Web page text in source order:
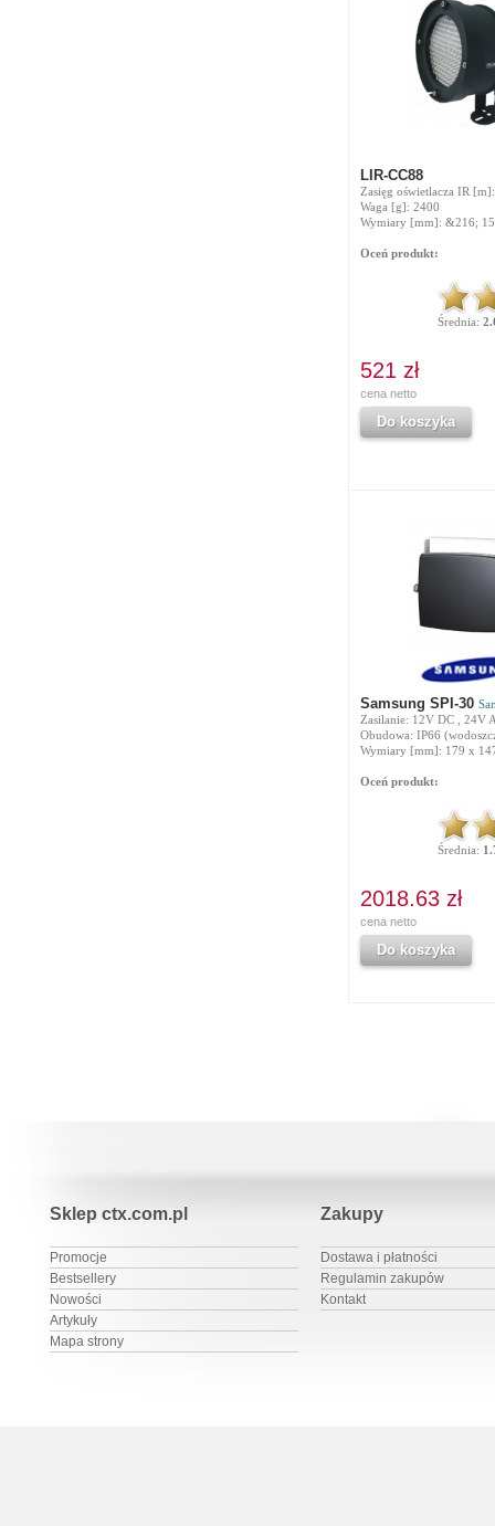
LIR-CC88
Zasięg oświetlacza IR
Waga [g]: 2400
Wymiary [mm]: &216;
Oceń produkt:
Średnia:
521 zł
cena netto
Do koszyka
Samsung SPI-30
Zasilanie: 12V DC , 24V
Obudowa: IP66
Wymiary [mm]: 179 x
Oceń produkt:
Średnia:
2018.63 zł
cena netto
Do koszyka
Sklep ctx.com.pl
Promocje
Bestsellery
Nowości
Artykuły
Mapa strony
Zakupy
Dostawa i płatności
Regulamin zakupów
Kontakt